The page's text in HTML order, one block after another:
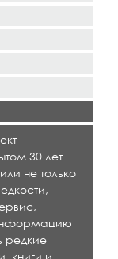
30 лет
не только
редкие
книги и